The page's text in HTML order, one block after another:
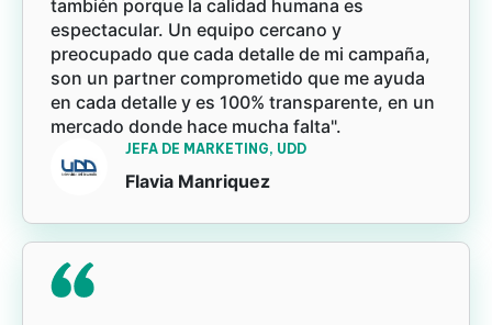
también porque la calidad humana es
espectacular. Un equipo cercano y
preocupado que cada detalle de mi campaña,
son un partner comprometido que me ayuda
en cada detalle y es 100% transparente, en un
mercado donde hace mucha falta".
JEFA DE MARKETING, UDD
Flavia Manriquez